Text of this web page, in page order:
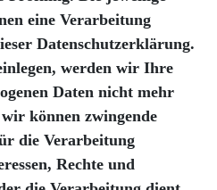
eine Verarbeitung
Datenschutzerklärung.
werden wir Ihre
Daten nicht mehr
können zwingende
die Verarbeitung
Rechte und